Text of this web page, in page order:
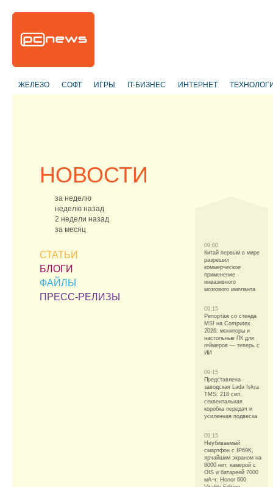
ЖЕЛЕЗО СОФТ ИГРЫ IT-БИЗНЕС ИНТЕРНЕТ
НОВОСТИ
за неделю
неделю назад
2 недели назад
за месяц
СТАТЬИ
БЛОГИ
ФАЙЛЫ
ПРЕСС-РЕЛИЗЫ
09:00
Китай первым в мире
разрешил
коммерческое
применение
инвазивного
мозгового импланта
09:15
Репортаж со стенда
MSI на Computex
2026: мониторы и
настольные ПК для
геймеров — теперь с
ИИ
09:15
Представлена
заводская Lada Iskra
TMS: 218 сил,
секвентальная
коробка передач и
усиленная подвеска
09:15
Неубиваемый
смартфон с IP69K,
ярчайшим экраном на
8000 нит, камерой с
OIS и батареей 7000
мА·ч: Honor 600